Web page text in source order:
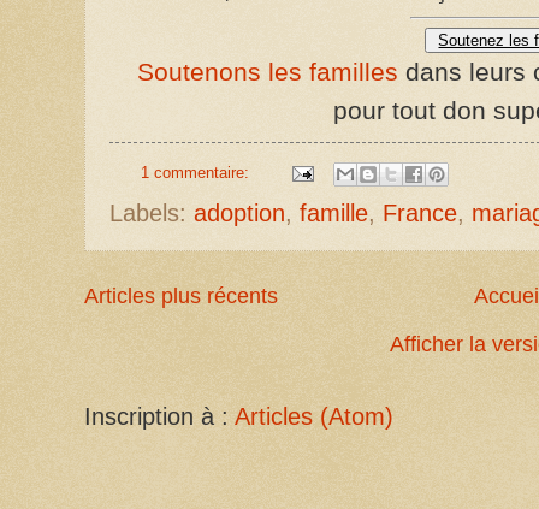
Soutenez les
Soutenons les familles dans leurs
pour tout don
1 commentaire:
Labels: adoption, famille, France,
Articles plus récents
Afficher la
Inscription à : Articles (Atom)